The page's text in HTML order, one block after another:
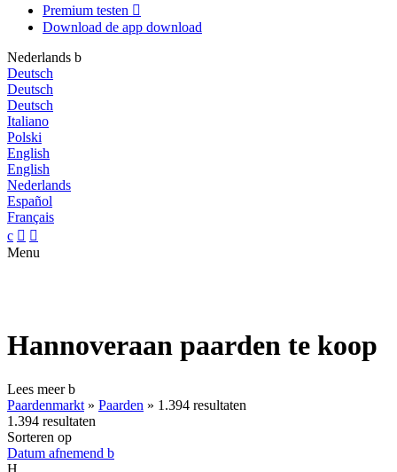
Premium testen 
Download de app download
Nederlands b
Deutsch
Deutsch
Deutsch
Italiano
Polski
English
English
Nederlands
Español
Français
c  
Menu
Hannoveraan paarden te koop
Lees meerb
Paardenmarkt » Paarden » 1.394 resultaten
1.394 resultaten
Sorteren op
Datum afnemend b
H